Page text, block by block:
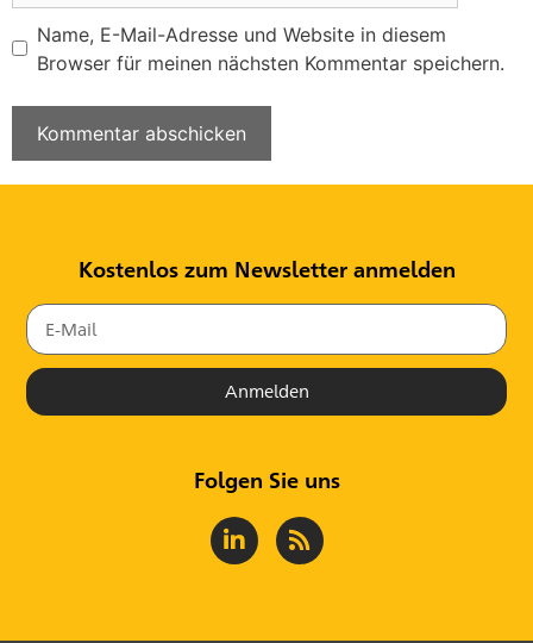
Name, E-Mail-Adresse und Website in diesem
Browser für meinen nächsten Kommentar speichern.
Kostenlos zum Newsletter anmelden
Anmelden
Folgen Sie uns